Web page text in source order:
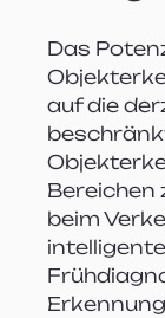
Das
auf die
Bereichen
beim